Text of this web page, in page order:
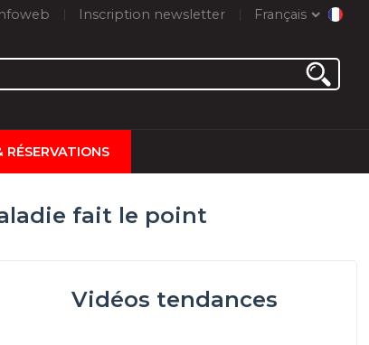
Inscription newsletter Français
RÉSERVATIONS
fait le point
Vidéos tendances